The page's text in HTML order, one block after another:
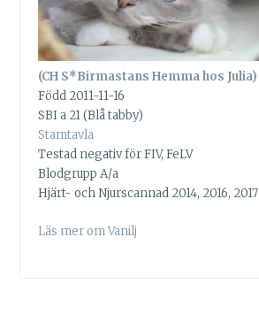
(CH S*Birmastans Hemma hos Julia)
Född 2011-11-16
SBI a 21 (Blå tabby)
Stamtavla
Testad negativ för FIV, FeLV
Blodgrupp A/a
Hjärt- och Njurscannad 2014, 2016, 2017
Läs mer om Vanilj